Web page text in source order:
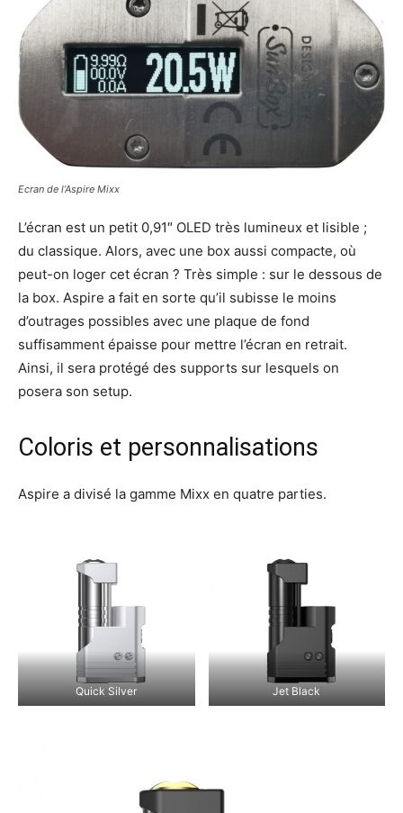
Ecran de l’Aspire Mixx
L’écran est un petit 0,91″ OLED très lumineux et lisible ;
du classique. Alors, avec une box aussi compacte, où
peut-on loger cet écran ? Très simple : sur le dessous de
la box. Aspire a fait en sorte qu’il subisse le moins
d’outrages possibles avec une plaque de fond
suffisamment épaisse pour mettre l’écran en retrait.
Ainsi, il sera protégé des supports sur lesquels on
posera son setup.
Coloris et personnalisations
Aspire a divisé la gamme Mixx en quatre parties.
Quick Silver Jet Black